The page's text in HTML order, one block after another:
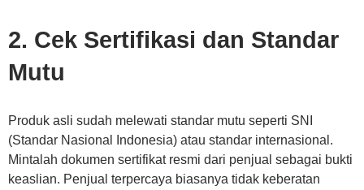
2. Cek Sertifikasi dan Standar
Mutu
Produk asli sudah melewati standar mutu seperti SNI
(Standar Nasional Indonesia) atau standar internasional.
Mintalah dokumen sertifikat resmi dari penjual sebagai bukti
keaslian. Penjual terpercaya biasanya tidak keberatan